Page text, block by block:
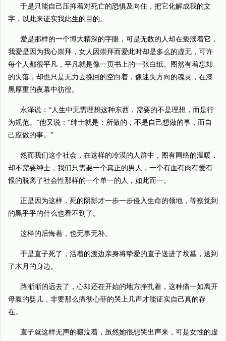
于是只能自己压抑着对死亡的恐惧及向住，把它化解成我的文
字，以此来证实我此生的目的。
爱是那样的一个博大精深的字眼，可是无数的人却在亵渎着它，
我爱是因为我心崇拜，女人因崇拜而爱此时却是多么的虚无，可许
每个人都很平凡，平凡就是像一页书上的一张白纸。图然有着忘却
的失落，却也只是无力去挽回的空白着，像迷失方向的魂灵，在漆
黑厚重的夜幕中彷徨。
永泽说：“人生中无需理想这种东西，需要的不是理想，而是行
为规范。”他又说：“绅士就是：所做的，不是自己想做的事，而自
己应做的事。”
然而我们这个社会，在这样的冷漠的人群中，图有网络的温暖，
却不需要绅士，我们只需要一个真正的男人，一个有血有肉有爱有
恨的脱离了社会性那样的一个单一的人，如此而一。
正是因为这样，死的阴影才一步一步侵入生命的领地，等察觉到
的黑乎乎的什么也看不到了。
这样的后悔着，也无事无补。
于是直子死了，活着的渡边亲身将挚爱的直子送进了坟墓，送到
了木月的身边。
路渐渐的远去了，心却还在开始的地方挣扎着，这种痛一如离开
母腹的婴儿，非要那么痛彻心菲的哭上几声才能证实自己真的存
在。
直子就这样无声的啜泣着，虽然她很想哭出声来，可是女性的虚